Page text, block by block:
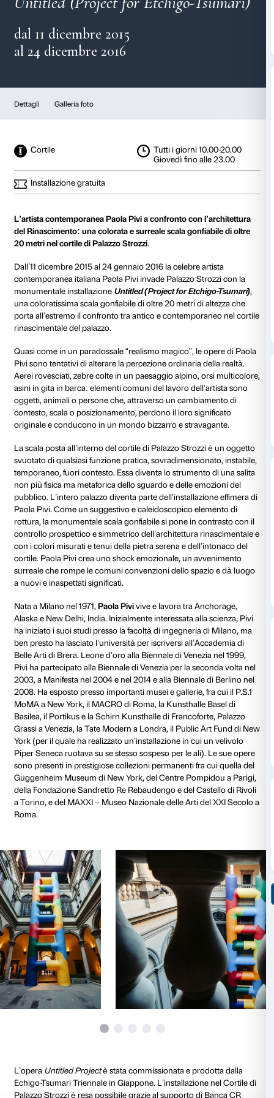
Paola Pivi
Untitled (Project for Etchigo-
al 24 dicembre 2016
Dettagli Galleria foto
Cortile
Tutti i giorni
Giovedì fino
Installazione gratuita
L’artista contemporanea Paola Pivi a confronto con
del Rinascimento: una colorata e surreale scala
20 metri nel cortile di Palazzo Strozzi.
Dall’11 dicembre 2015 al 24 gennaio 2016 la celebre
contemporanea italiana Paola Pivi invade Palazzo
monumentale installazioneUntitled (Project for
una coloratissima scala gonfiabile di oltre 20 metri di
porta all’estremo il confronto tra antico e
rinascimentale del palazzo.
Quasi come in un paradossale “realismo magico”, le
Pivi sono tentativi di alterare la percezione ordinaria
asini in gita in barca: elementi comuni del lavoro
oggetti, animali o persone che, attraverso un
contesto, scala o posizionamento, perdono il loro
originale e conducono in un mondo bizzarro e
La scala posta all’interno del cortile di Palazzo
svuotato di qualsiasi funzione pratica,
temporaneo, fuori contesto. Essa diventa lo
non più fisica ma metaforica dello sguardo e delle
pubblico. L’intero palazzo diventa parte
Paola Pivi. Come un suggestivo e caleidoscopico
rottura, la monumentale scala gonfiabile si pone in
controllo prospettico e simmetrico dell’architettura
con i colori misurati e tenui della pietra serena e
surreale che rompe le comuni convenzioni dello
a nuovi e inaspettati significati.
Nata a Milano nel 1971,Paola Pivi vive e lavora tra
Alaska e New Delhi, India. Inizialmente interessata
ha iniziato i suoi studi presso la facoltà di ingegneria
ben presto ha lasciato l’università per iscriversi
Belle Arti di Brera. Leone d’oro alla Biennale di
Pivi ha partecipato alla Biennale di Venezia per la
2003, a Manifesta nel 2004 e nel 2014 e alla
MoMA a New York, il MACRO di Roma, la
York (per il quale ha realizzato un’installazione in cui